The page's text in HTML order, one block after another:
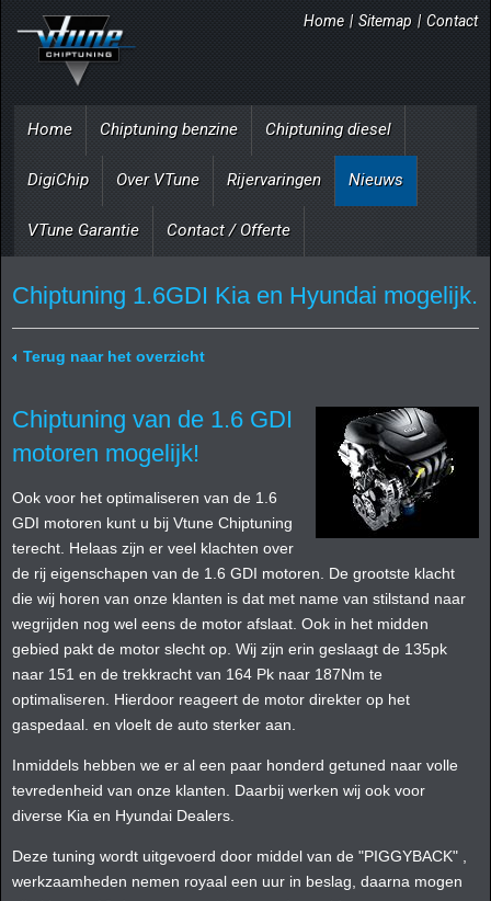
Home | Sitemap | Contact
Home Chiptuning benzine Chiptuning diesel
DigiChip Over VTune Rijervaringen Nieuws
VTune Garantie Contact / Offerte
Chiptuning 1.6GDI Kia en Hyundai mogelijk.
Terug naar het overzicht
Chiptuning van de 1.6 GDI
motoren mogelijk!
Ook voor het optimaliseren van de 1.6
GDI motoren kunt u bij Vtune Chiptuning
terecht. Helaas zijn er veel klachten over
de rij eigenschapen van de 1.6 GDI motoren. De grootste klacht
die wij horen van onze klanten is dat met name van stilstand naar
wegrijden nog wel eens de motor afslaat. Ook in het midden
gebied pakt de motor slecht op. Wij zijn erin geslaagt de 135pk
naar 151 en de trekkracht van 164 Pk naar 187Nm te
optimaliseren. Hierdoor reageert de motor direkter op het
gaspedaal. en vloelt de auto sterker aan.
Inmiddels hebben we er al een paar honderd getuned naar volle
tevredenheid van onze klanten. Daarbij werken wij ook voor
diverse Kia en Hyundai Dealers.
Deze tuning wordt uitgevoerd door middel van de "PIGGYBACK" ,
werkzaamheden nemen royaal een uur in beslag, daarna mogen